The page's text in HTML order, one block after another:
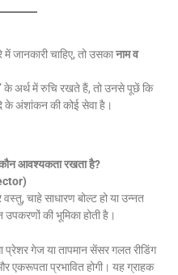
जानकारी चाहिए, तो उसकानाम व
अर्थ में रुचि रखते हैं, तो उनसे पूछें कि
के अंशांकन की कोई सेवा है।
कौन आवश्यकता रखता है?
चाहे साधारण बोल्ट हो या उन्नत
की भूमिका होती है।
प्रेशर गेज या तापमान सेंसर गलत रीडिंग
एकरूपता प्रभावित होगी। यह ग्राहक